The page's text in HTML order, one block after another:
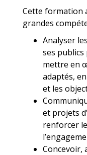
Cette formation
grandes
Analyser
ses
mettre en
adaptés,
et les
et projets
renforcer
Concevoir,